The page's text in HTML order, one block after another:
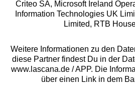
Alle Preise inkl. MwSt., zzgl.
Versandkosten
** Bonität vorausgesetzt, berechtigt zur
Criteo SA, Microsoft Ireland
Information Technologies UK
Limited, RTB
Weitere Informationen zu den
diese Partner findest Du in der
www.lascana.de / APP. Die
über einen Link in dem